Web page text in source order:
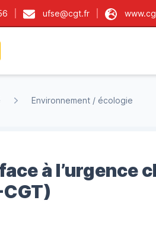
ufse@cgt.fr
Environnement / écologie
à l’urgence